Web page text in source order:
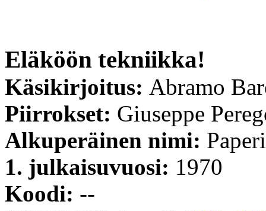
Eläköön tekniikka!
Käsikirjoitus: Abramo
Piirrokset: Giuseppe
Alkuperäinen nimi:
1. julkaisuvuosi: 1970
Koodi: --